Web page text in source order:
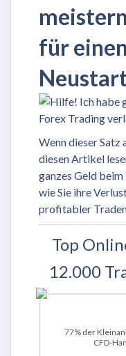
für
Wenn dieser Satz
diesen Artikel
ganzes Geld
wie Sie ihre
profitabler
Top
12.000
77% der
CFD-